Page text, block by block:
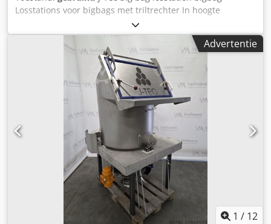
mm * Papierdikte: 0,30 – 0,60 mm * Vormgereedschappen:
tot 3 sets * Stansgereedschappen: tot 3 sets *
Hoofdaandrijving: servomotor * Totaal vermogen: ca. 31
kW * Machinegewicht: ca. 4.100 kg * Machineafmetingen (L
× B × H): 5.120 × 1.800 × 2.278 mm ###
Standaarduitrusting * Automatische rolafwikkelaar *
Automatisch productstapelsysteem * Intuïtieve
touchscreen-besturing ### Inbegrepen bij levering ✅
Nieuwe machine direct van de fabrikant ✅ 2 jaar garantie
✅ Professionele installatie en volledige montage door
ervaren KMK-technici ✅ Inbedrijfstelling van de machine
op locatie ✅ Gratis instructie en training van uw
bedienend personeel ✅ Uitgebreide after-salesservice en
technische ondersteuning ook na installatie ###
Machinetype Rollenaanvoermachine voor de productie van
kartonnen borden en papieren verpakkingen KMK Easy
Former PW140SR-C
Losstations voor bigbags met triltrechter In hoogte
verstelbaar Dodpfxsy Nttpo Aglock Max afmetingen big
bag: 120cm x 120cm x 280cm Totale afmetingen 180cm x
180cm x 345-500cm Materiaal: Staal Zie onze andereAdvertentie
1 / 12